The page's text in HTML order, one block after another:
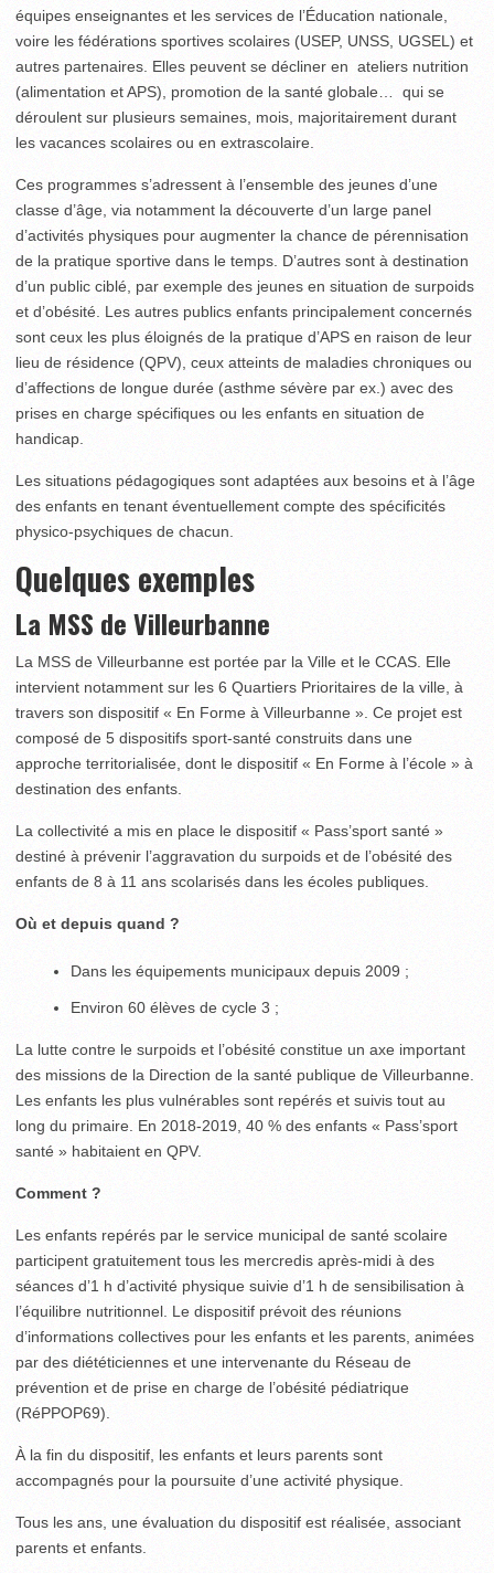
équipes enseignantes et les services de l’Éducation nationale,
voire les fédérations sportives scolaires (USEP, UNSS, UGSEL) et
autres partenaires. Elles peuvent se décliner en ateliers nutrition
(alimentation et APS), promotion de la santé globale… qui se
déroulent sur plusieurs semaines, mois, majoritairement durant
les vacances scolaires ou en extrascolaire.
Ces programmes s’adressent à l’ensemble des jeunes d’une
classe d’âge, via notamment la découverte d’un large panel
d’activités physiques pour augmenter la chance de pérennisation
de la pratique sportive dans le temps. D’autres sont à destination
d’un public ciblé, par exemple des jeunes en situation de surpoids
et d’obésité. Les autres publics enfants principalement concernés
sont ceux les plus éloignés de la pratique d’APS en raison de leur
lieu de résidence (QPV), ceux atteints de maladies chroniques ou
d’affections de longue durée (asthme sévère par ex.) avec des
prises en charge spécifiques ou les enfants en situation de
handicap.
Les situations pédagogiques sont adaptées aux besoins et à l’âge
des enfants en tenant éventuellement compte des spécificités
physico-psychiques de chacun.
Quelques exemples
La MSS de Villeurbanne
La MSS de Villeurbanne est portée par la Ville et le CCAS. Elle
intervient notamment sur les 6 Quartiers Prioritaires de la ville, à
travers son dispositif « En Forme à Villeurbanne ». Ce projet est
composé de 5 dispositifs sport-santé construits dans une
approche territorialisée, dont le dispositif « En Forme à l’école » à
destination des enfants.
La collectivité a mis en place le dispositif « Pass’sport santé »
destiné à prévenir l’aggravation du surpoids et de l’obésité des
enfants de 8 à 11 ans scolarisés dans les écoles publiques.
Où et depuis quand ?
Dans les équipements municipaux depuis 2009 ;
Environ 60 élèves de cycle 3 ;
La lutte contre le surpoids et l’obésité constitue un axe important
des missions de la Direction de la santé publique de Villeurbanne.
Les enfants les plus vulnérables sont repérés et suivis tout au
long du primaire. En 2018-2019, 40 % des enfants « Pass’sport
santé » habitaient en QPV.
Comment ?
Les enfants repérés par le service municipal de santé scolaire
participent gratuitement tous les mercredis après-midi à des
séances d’1 h d’activité physique suivie d’1 h de sensibilisation à
l’équilibre nutritionnel. Le dispositif prévoit des réunions
d’informations collectives pour les enfants et les parents, animées
par des diététiciennes et une intervenante du Réseau de
prévention et de prise en charge de l’obésité pédiatrique
(RéPPOP69).
À la fin du dispositif, les enfants et leurs parents sont
accompagnés pour la poursuite d’une activité physique.
Tous les ans, une évaluation du dispositif est réalisée, associant
parents et enfants.